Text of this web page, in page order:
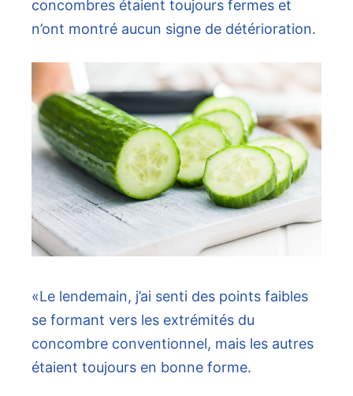
concombres étaient toujours fermes et
n’ont montré aucun signe de détérioration.
«Le lendemain, j’ai senti des points faibles
se formant vers les extrémités du
concombre conventionnel, mais les autres
étaient toujours en bonne forme.